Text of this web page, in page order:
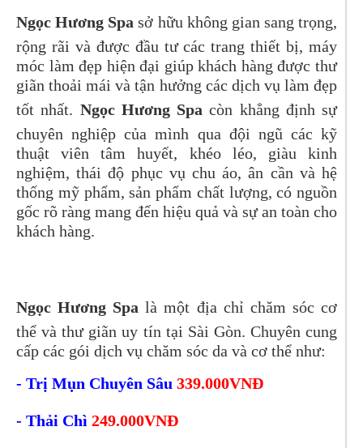
Ngọc Hương Spa sở hữu không gian sang trọng,
rộng rãi và được đầu tư các trang thiết bị, máy
móc làm đẹp hiện đại giúp khách hàng được thư
giãn thoải mái và tận hưởng các dịch vụ làm đẹp
tốt nhất. Ngọc Hương Spacòn khẳng định sự
chuyên nghiệp của mình qua đội ngũ các kỹ
thuật viên tâm huyết, khéo léo, giàu kinh
nghiệm, thái độ phục vụ chu áo, ân cần và hệ
thống mỹ phẩm, sản phẩm chất lượng, có nguồn
gốc rõ ràng mang đến hiệu quả và sự an toàn cho
khách hàng.
Ngọc Hương Spa là một địa chỉ chăm sóc cơ
thể và thư giãn uy tín tại Sài Gòn. Chuyên cung
cấp các gói dịch vụ chăm sóc da và cơ thể như:
- Trị Mụn Chuyên Sâu 339.000VNĐ
- Thải Chì 249.000VNĐ